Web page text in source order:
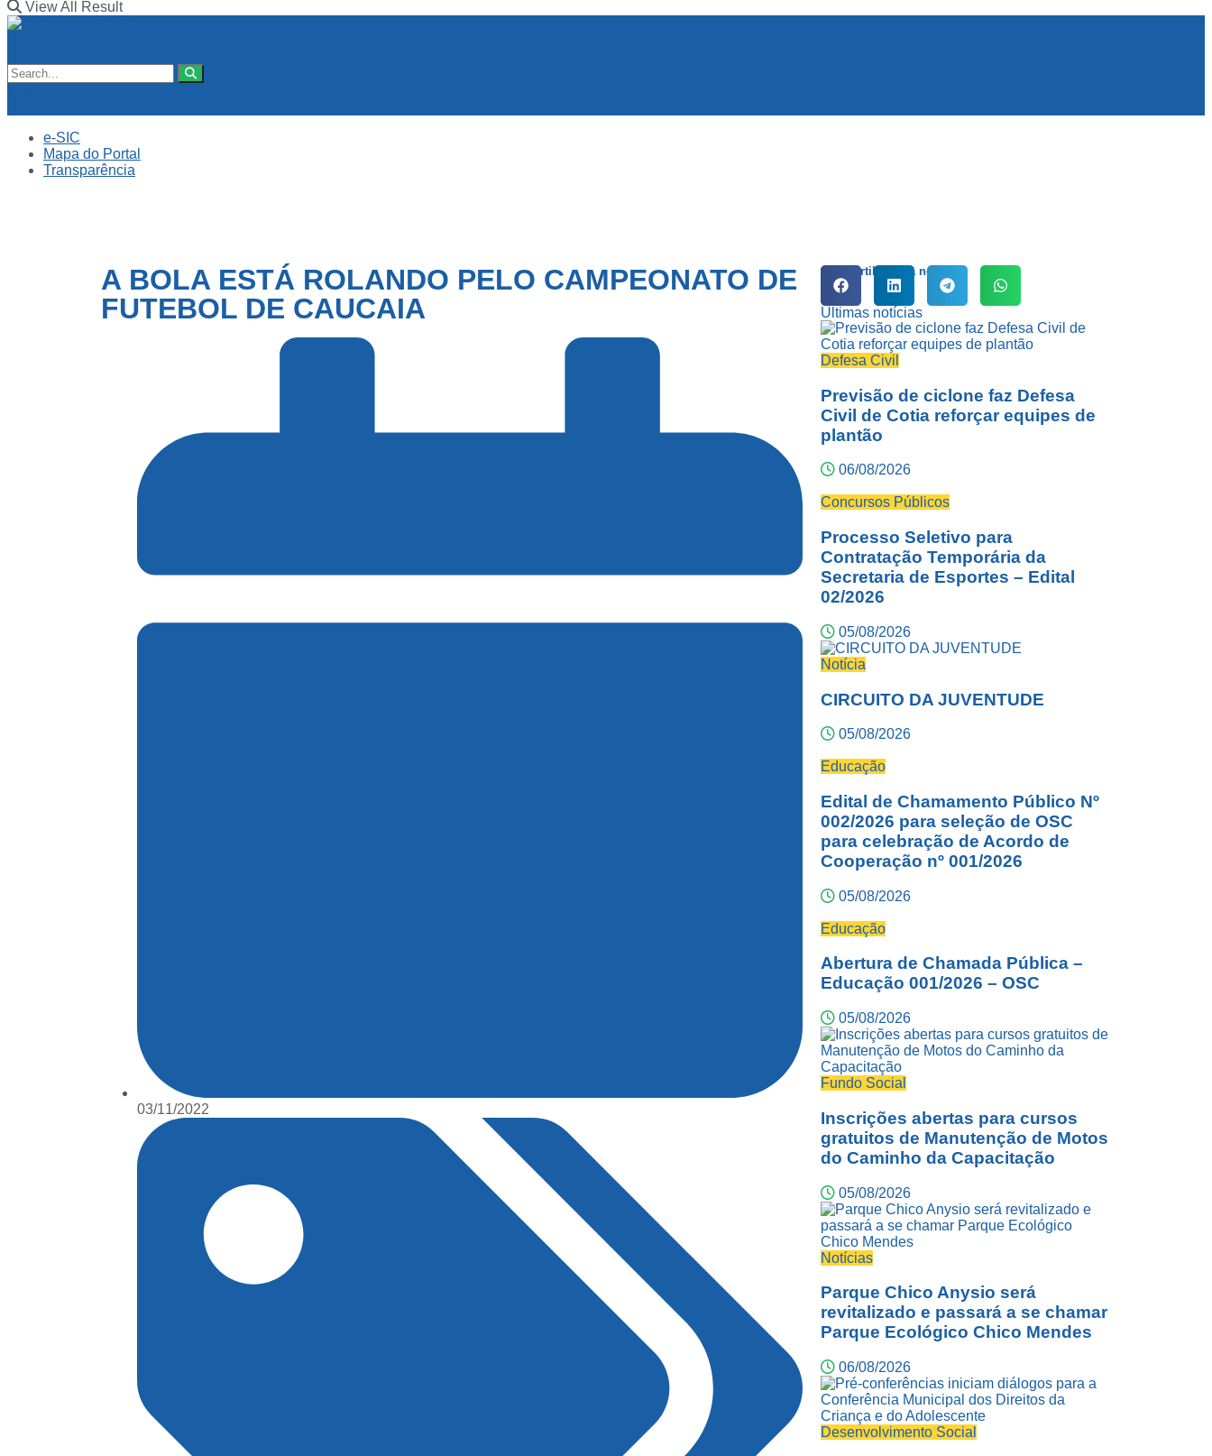
View All Result
e-SIC
Mapa do Portal
Transparência
A BOLA ESTÁ ROLANDO PELO CAMPEONATO DE
FUTEBOL DE CAUCAIA
03/11/2022
Compartilhe esta notícia:
Últimas notícias
Defesa Civil
Previsão de ciclone faz Defesa
Civil de Cotia reforçar equipes de
plantão
06/08/2026
Concursos Públicos
Processo Seletivo para
Contratação Temporária da
Secretaria de Esportes – Edital
02/2026
05/08/2026
Notícia
CIRCUITO DA JUVENTUDE
05/08/2026
Educação
Edital de Chamamento Público Nº
002/2026 para seleção de OSC
para celebração de Acordo de
Cooperação nº 001/2026
05/08/2026
Educação
Abertura de Chamada Pública –
Educação 001/2026 – OSC
05/08/2026
Fundo Social
Inscrições abertas para cursos
gratuitos de Manutenção de Motos
do Caminho da Capacitação
05/08/2026
Notícias
Parque Chico Anysio será
revitalizado e passará a se chamar
Parque Ecológico Chico Mendes
06/08/2026
Desenvolvimento Social